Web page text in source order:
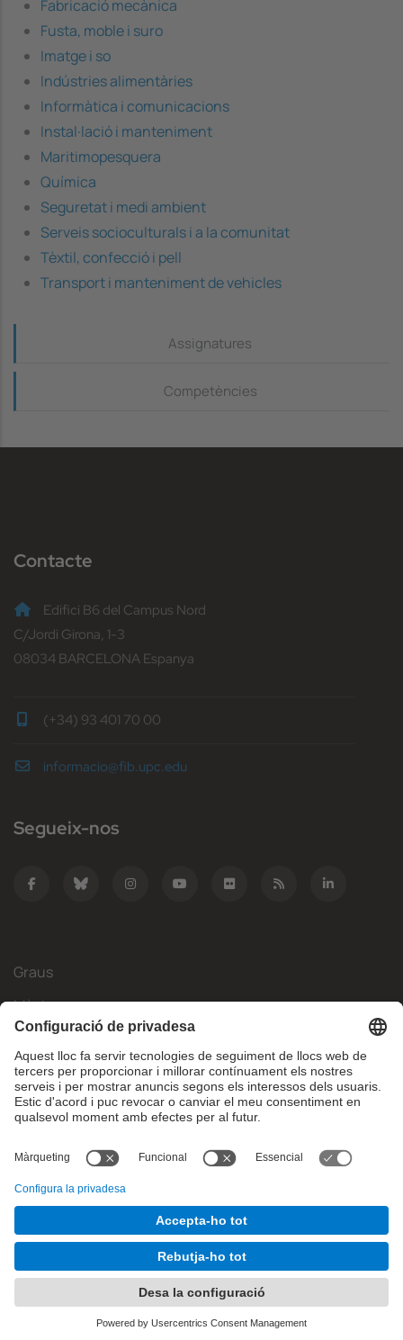
Fabricació mecànica
Fusta, moble i suro
Imatge i so
Indústries alimentàries
Informàtica i comunicacions
Instal·lació i manteniment
Maritimopesquera
Química
Seguretat i medi ambient
Serveis socioculturals i a la comunitat
Tèxtil, confecció i pell
Transport i manteniment de vehicles
Continguts_dretaAssignatures
Competències
Contacte
Edifici B6 del Campus Nord
C/Jordi Girona, 1-3
08034 BARCELONA Espanya
(+34) 93 401 70 00
informacio@fib.upc.edu
Segueix-nos
Graus
Màsters
Mobilitat Internacional
Recerca
Empresa
Què necessites?
© Facultat d'Informàtica de Barcelona - Universitat Politècnica
de Catalunya - BarcelonaTech
Avís legal Configuració de privadesa